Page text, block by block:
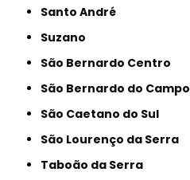
Santo André
Suzano
São Bernardo Centro
São Bernardo do Campo
São Caetano do Sul
São Lourenço da Serra
Taboão da Serra